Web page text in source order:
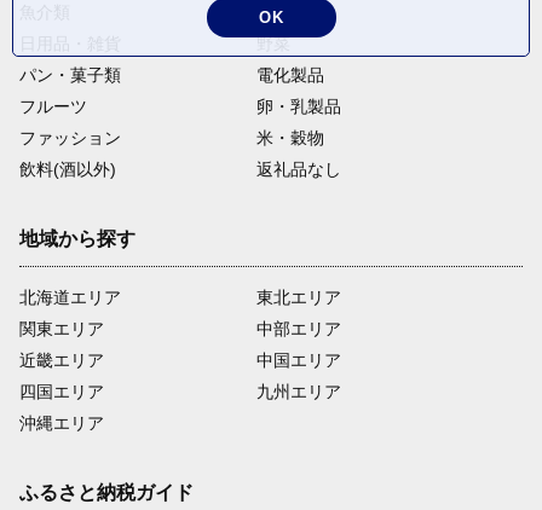
麺類
野菜
パン・菓子類
電化製品
フルーツ
卵・乳製品
ファッション
米・穀物
飲料(酒以外)
返礼品なし
地域から探す
北海道エリア
関東エリア
近畿エリア
四国エリア
沖縄エリア
東北エリア
中部エリア
中国エリア
九州エリア
ふるさと納税ガイド
OK